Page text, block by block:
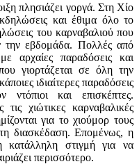
πλησιάζει γοργά. Στη Χίο
και έθιμα όλο το
του καρναβαλιού που
την εβδομάδα. Πολλές από
αρχαίες παραδόσεις και
γιορτάζεται σε όλη την
ιδιαίτερες παραδόσεις
ντόπιοι και επισκέπτες.
χιώτικες καρναβαλικές
για το χιούμορ τους
διασκέδαση. Επομένως, η
κατάλληλη στιγμή για να
περισσότερο.